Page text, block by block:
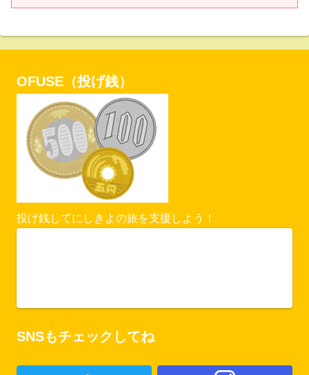
OFUSE（投げ銭）
投げ銭してにしきよの旅を支援しよう！
SNSもチェックしてね